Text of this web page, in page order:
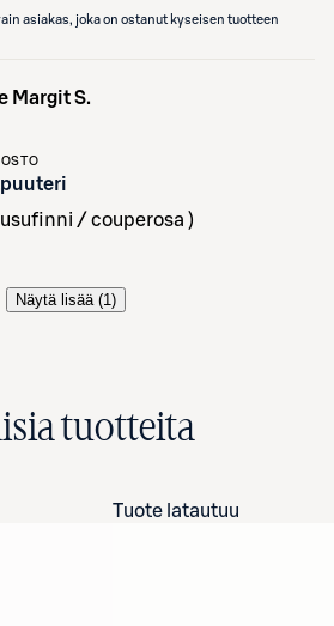
asiakas, joka on ostanut kyseisen tuotteen
Margit S.
/ couperosa )
Näytä lisää (1)
tuotteita
Tuote latautuu